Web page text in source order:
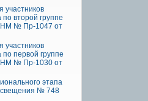
участников
второй группе
№ Пр-1047 от
участников
первой группе
№ Пр-1030 от
этапа
№ 748